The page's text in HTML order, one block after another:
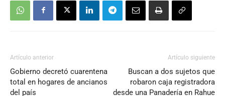
Artículo anterior
Gobierno decretó cuarentena
total en hogares de ancianos
del país
Artículo siguiente
Buscan a dos sujetos que
robaron caja registradora
desde una Panadería en Rahue